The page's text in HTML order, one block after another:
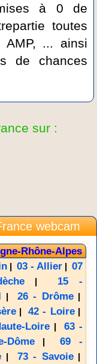
à 0 de
toutes
... ainsi
de chances
sur :
webcam
Rhône-Alpes
| 03 - Allier|07
| 15 -
| 26 - Drôme|
|42 - Loire|
Loire | 63 -
Dôme |69 -
| 73 - Savoie|